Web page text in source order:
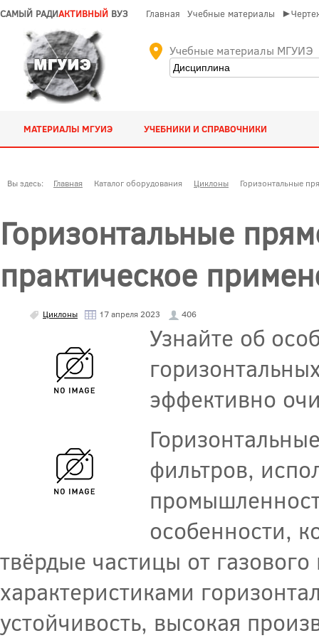
САМЫЙ РАДИАКТИВНЫЙ ВУЗ Главная Учебные материалы
Учебные материалы МГУИЭ
МАТЕРИАЛЫ МГУИЭ УЧЕБНИКИ И СПРАВОЧНИКИ
Вы здесь: Главная Каталог оборудования Циклоны Горизонтальные
Горизонтальные
практическое
Циклоны 17 апреля 2023 406
Узнайте об
эффективно
фильтров,
особенности,
твёрдые частицы от
характеристиками
устойчивость, высокая